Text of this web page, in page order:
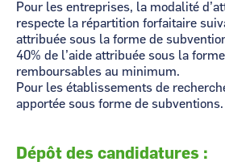
Pour les entreprises, la modalité
respecte la répartition forfaitaire
attribuée sous la forme de
40% de l’aide attribuée sous la
remboursables au minimum.
Pour les établissements de
apportée sous forme de subventions.
Dépôt des candidatures :